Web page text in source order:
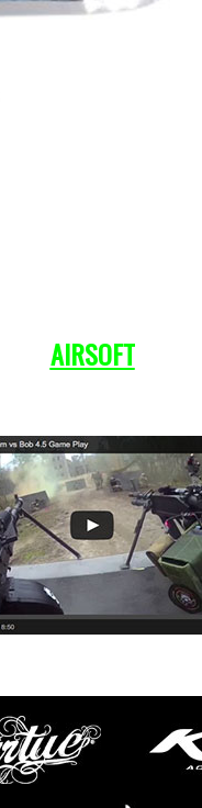
AIRSOFT